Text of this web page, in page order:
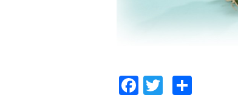
Facebook
Twitter